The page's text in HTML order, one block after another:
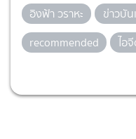
อิงฟ้า วราหะ ข่าวบัน
recommended
ไอ